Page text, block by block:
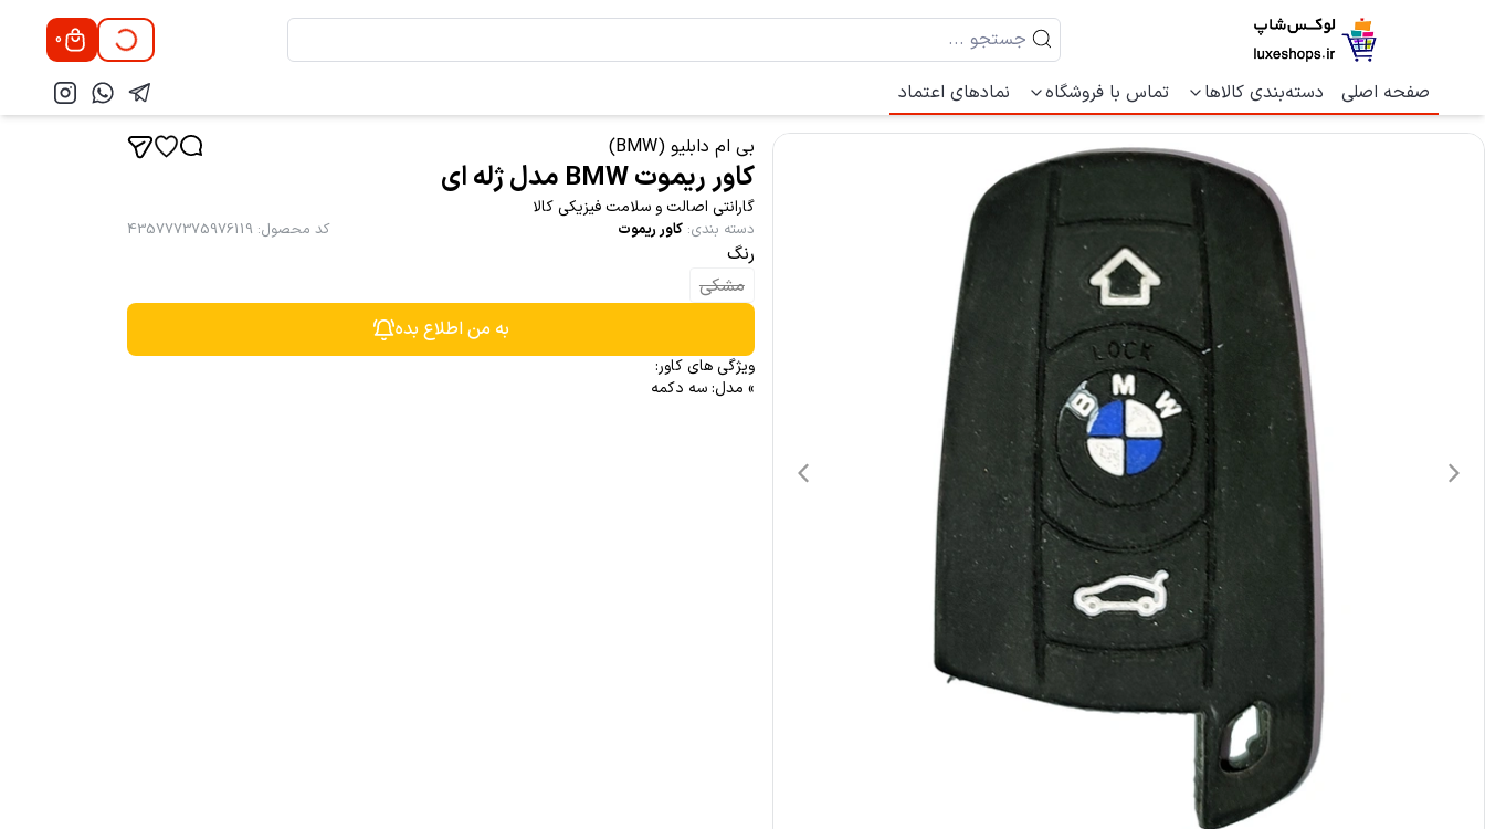
0
صفحه اصلی دسته‌بندی کالاها تماس با فروشگاه نمادهای اعتماد
بی ام دابلیو (BMW)
کاور ریموت BMW مدل ژله ای
گارانتی اصالت و سلامت فیزیکی کالا
دسته بندی: کاور ریموت کد محصول:
435777375976119
رنگ
مشکی
به من اطلاع بده
ویژگی های کاور:
» مدل: سه دکمه